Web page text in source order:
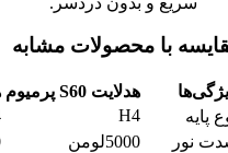
با محصولات مشابه
هدلایت پرمیوم
پایه
H4
نور
5000لومن